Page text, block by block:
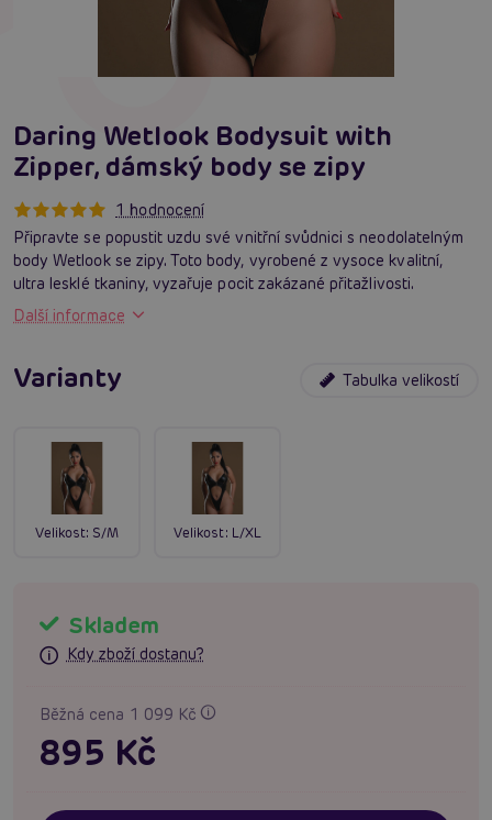
Daring Wetlook Bodysuit with
Zipper, dámský body se zipy
1 hodnocení
Připravte se popustit uzdu své vnitřní svůdnici s neodolatelným
body Wetlook se zipy. Toto body, vyrobené z vysoce kvalitní,
ultra lesklé tkaniny, vyzařuje pocit zakázané přitažlivosti.
Další informace
Varianty Tabulka velikostí
Velikost: S/M Velikost: L/XL
Skladem
Kdy zboží dostanu?
Běžná cena 1 099 Kč
895 Kč